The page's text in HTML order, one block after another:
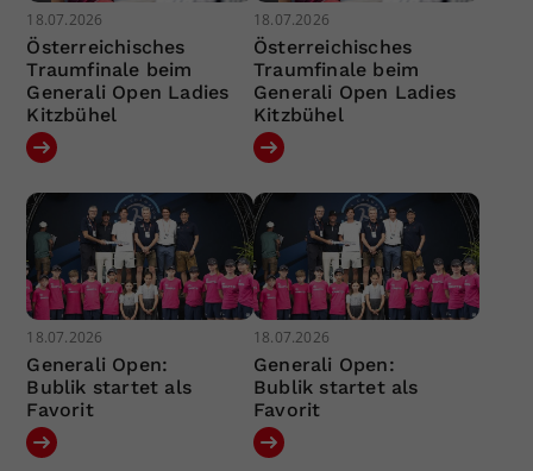
18.07.2026
Österreichisches
Traumfinale beim
Generali Open Ladies
Kitzbühel
18.07.2026
Österreichisches
Traumfinale beim
Generali Open Ladies
Kitzbühel
18.07.2026
Generali Open:
Bublik startet als
Favorit
18.07.2026
Generali Open:
Bublik startet als
Favorit